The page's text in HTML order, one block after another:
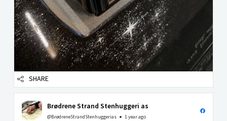
SHARE
Brødrene Strand Stenhuggeri as
@BrødreneStrandStenhuggerias 1 year ago